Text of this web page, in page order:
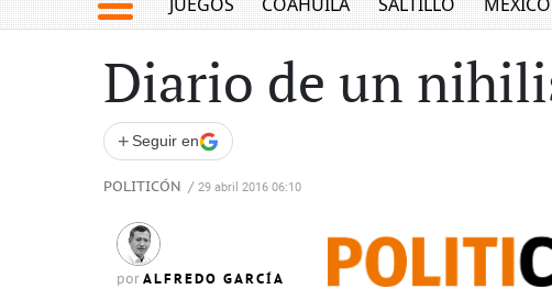
Diario de un
+ Seguir en
POLITICÓN / 29 abril 2016 06:10
por ALFREDO GARCÍA